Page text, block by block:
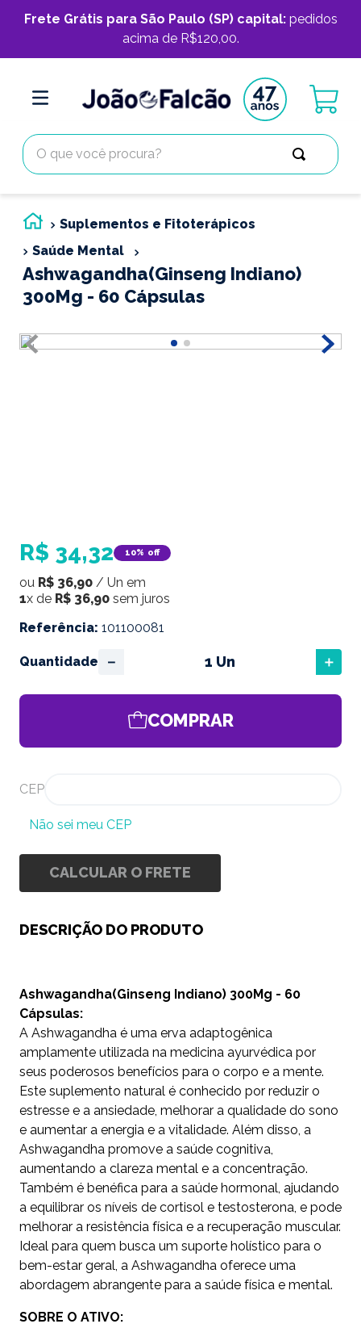
Frete Grátis para São Paulo (SP) capital:pedidos
acima de R$120,00.
O que você procura?
Suplementos e Fitoterápicos
Saúde Mental
Ashwagandha(Ginseng Indiano)
300Mg - 60 Cápsulas
R$ 34,32 10% off
ou R$ 36,90 / Un em
1x de R$ 36,90 sem juros
Referência: 101100081
Quantidade ＋
－
COMPRAR
CEP
Não sei meu CEP
CALCULAR O FRETE
DESCRIÇÃO DO PRODUTO
Ashwagandha(Ginseng Indiano) 300Mg - 60
Cápsulas:
A Ashwagandha é uma erva adaptogênica
amplamente utilizada na medicina ayurvédica por
seus poderosos benefícios para o corpo e a mente.
Este suplemento natural é conhecido por reduzir o
estresse e a ansiedade, melhorar a qualidade do sono
e aumentar a energia e a vitalidade. Além disso, a
Ashwagandha promove a saúde cognitiva,
aumentando a clareza mental e a concentração.
Também é benéfica para a saúde hormonal, ajudando
a equilibrar os níveis de cortisol e testosterona, e pode
melhorar a resistência física e a recuperação muscular.
Ideal para quem busca um suporte holístico para o
bem-estar geral, a Ashwagandha oferece uma
abordagem abrangente para a saúde física e mental.
SOBRE O ATIVO: